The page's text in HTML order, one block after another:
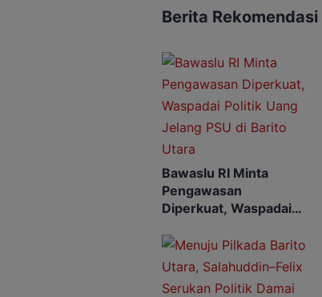
Berita Rekomendasi
Bawaslu RI Minta
Pengawasan
Diperkuat, Waspadai
di Barito Utara